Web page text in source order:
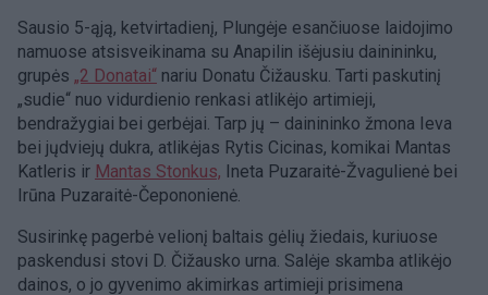
Sausio 5-ąją, ketvirtadienį, Plungėje esančiuose laidojimo
namuose atsisveikinama su Anapilin išėjusiu dainininku,
grupės „2 Donatai“ nariu Donatu Čižausku. Tarti paskutinį
„sudie“ nuo vidurdienio renkasi atlikėjo artimieji,
bendražygiai bei gerbėjai. Tarp jų – dainininko žmona Ieva
bei jųdviejų dukra, atlikėjas Rytis Cicinas, komikai Mantas
Katleris ir Mantas Stonkus, Ineta Puzaraitė-Žvagulienė bei
Irūna Puzaraitė-Čepononienė.
Susirinkę pagerbė velionį baltais gėlių žiedais, kuriuose
paskendusi stovi D. Čižausko urna. Salėje skamba atlikėjo
dainos, o jo gyvenimo akimirkas artimieji prisimena